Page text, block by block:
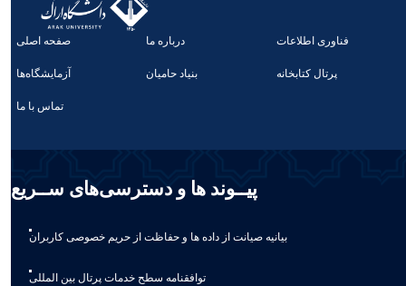
صفحه اصلی درباره ما فناوری اطلاعات
آزمایشگاه‌ها بنیاد حامیان پرتال کتابخانه
تماس با ما
پیــوند ها و دسترسی‌های ســریع
بیانیه صيانت از داده ها و حفاظت از حريم خصوصی كاربران
توافقنامه سطح خدمات پرتال بین المللی